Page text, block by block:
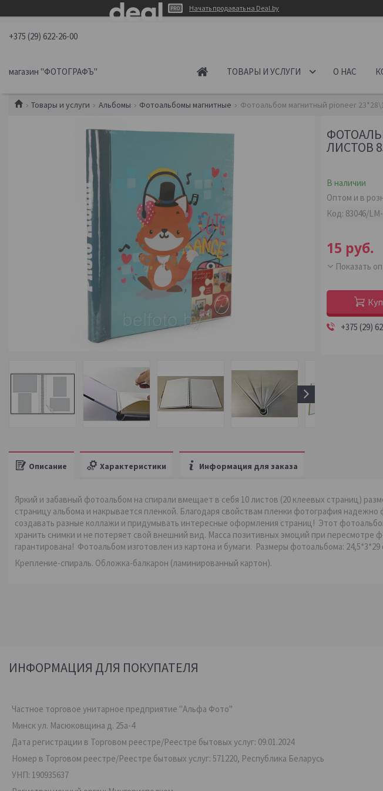
Начать продавать на Deal.by
+375 (29) 622-26-00
магазин "ФОТОГРАФЪ" ТОВАРЫ И УСЛУГИ О НАС
Товары и услуги Альбомы Фотоальбомы магнитные Фотоальбом магнитный pioneer
ЛИСТОВ
В наличии
Оптом и в
Код: 83046/
15 руб.
Показать
+375 (29)
Описание Характеристики Информация для заказа
Яркий и забавный фотоальбом на спирали вмещает в себя 10 листов (20 клеевых страниц)
страницу альбома и накрывается пленкой. Благодаря свойствам пленки фотография
создавать разные коллажи и придумывать интересные оформления страниц! Этот
хранить снимки и не потеряет свой внешний вид. Масса позитивных эмоций при пересмотре
гарантирована! Фотоальбом изготовлен из картона и бумаги. Размеры фотоальбома: 24,5*3*29
Крепление-спираль. Обложка-балкарон (ламинированный картон).
ИНФОРМАЦИЯ ДЛЯ ПОКУПАТЕЛЯ
Частное торговое унитарное предприятие "Альфа Фото"
Минск ул. Масюковщина д. 25а-4
Дата регистрации в Торговом реестре/Реестре бытовых услуг: 09.01.2024
Номер в Торговом реестре/Реестре бытовых услуг: 571220, Республика Беларусь
УНП: 190935637